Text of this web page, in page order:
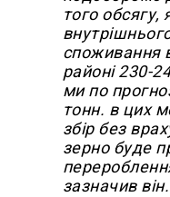
того обсягу,
споживання
районі 230-
ми по
тонн. в цих
збір без
зерно буде
зазначив він.